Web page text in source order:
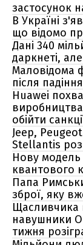
застосунок
В Україні
що відомо
Дані 340
даркнеті,
Маловідома
після
Huawei
обійти
Jeep,
Stellantis
Нову
квантового
Папа
зброї, яку
Щасливчика
навушники
тижня